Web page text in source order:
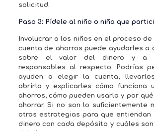
solicitud.
Paso 3: Pídele al niño o niña que
Involucrar a los niños en el proceso
cuenta de ahorros puede ayudarles a
sobre el valor del dinero y a
responsables al respecto. Podrías
ayuden a elegir la cuenta,
abrirla y explicarles cómo funciona
ahorros, cómo pueden usarla y por
ahorrar. Si no son lo suficientemente
otras estrategias para que entiendan
dinero con cada depósito y cuáles